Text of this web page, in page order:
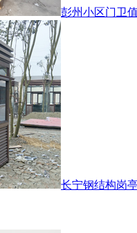
彭州小区门卫
长宁钢结构岗亭